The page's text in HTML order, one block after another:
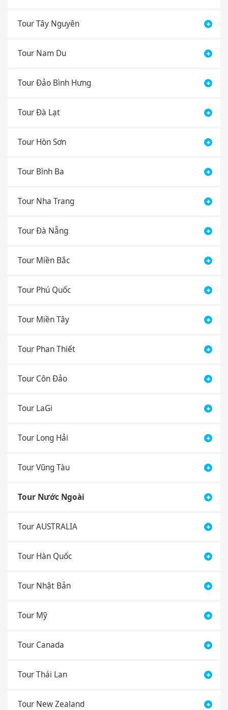
Tour Tây Nguyên
Tour Nam Du
Tour Đảo Bình Hưng
Tour Đà Lạt
Tour Hòn Sơn
Tour Bình Ba
Tour Nha Trang
Tour Đà Nẵng
Tour Miền Bắc
Tour Phú Quốc
Tour Miền Tây
Tour Phan Thiết
Tour Côn Đảo
Tour LaGi
Tour Long Hải
Tour Vũng Tàu
Tour Nước Ngoài
Tour AUSTRALIA
Tour Hàn Quốc
Tour Nhật Bản
Tour Mỹ
Tour Canada
Tour Thái Lan
Tour New Zealand